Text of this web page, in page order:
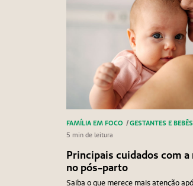
FAMÍLIA EM FOCO /GESTANTES E BEBÊS
5 min de leitura
Principais cuidados com a
no pós-parto
Saiba o que merece mais atenção